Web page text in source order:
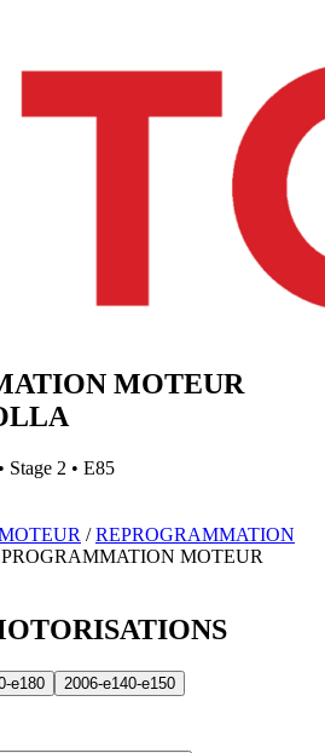
MOTEUR
Stage 2 • E85
/REPROGRAMMATION
MOTEUR
e180 2006-e140-e150